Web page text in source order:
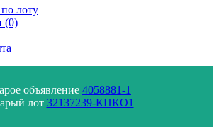
лоту
(0)
объявление 4058881-1
лот 32137239-КПКО1